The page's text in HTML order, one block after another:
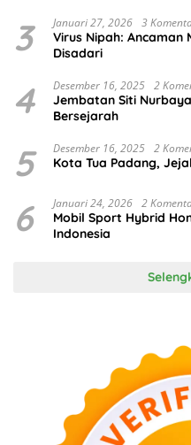
3 Januari 27, 2026 3
Virus Nipah:
Disadari
4 Desember 16, 2025 2
Jembatan Siti
Bersejarah
5 Desember 16, 2025 2
Kota Tua Padang,
6 Januari 24, 2026 2
Mobil Sport Hybrid
Indonesia